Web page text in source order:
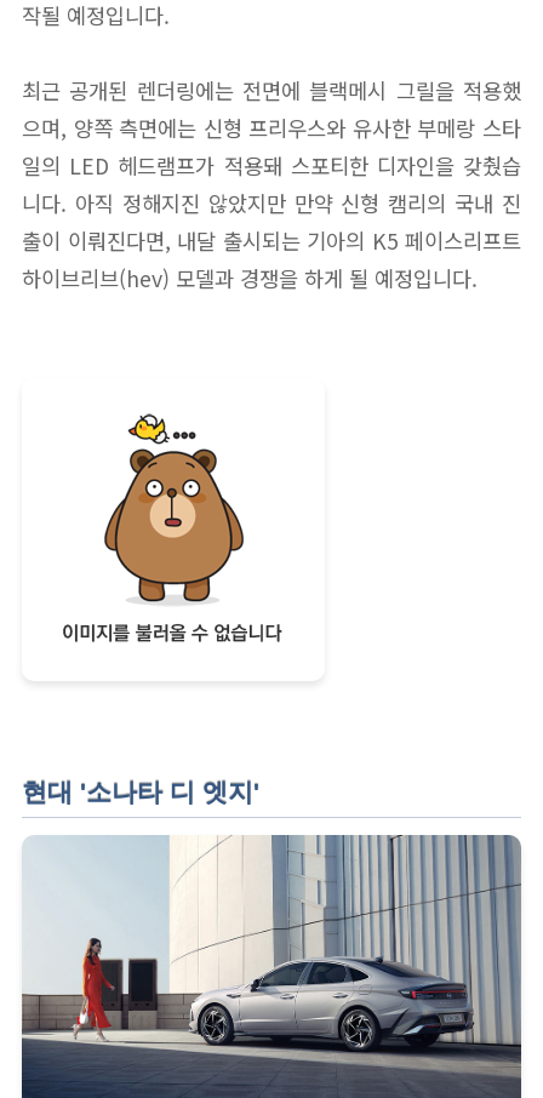
작될 예정입니다.
최근 공개된 렌더링에는 전면에 블랙메시 그릴을 적용했
으며, 양쪽 측면에는 신형 프리우스와 유사한 부메랑 스타
일의 LED 헤드램프가 적용돼 스포티한 디자인을 갖췄습
니다. 아직 정해지진 않았지만 만약 신형 캠리의 국내 진
출이 이뤄진다면, 내달 출시되는 기아의 K5 페이스리프트
하이브리브(hev) 모델과 경쟁을 하게 될 예정입니다.
현대 '소나타 디 엣지'